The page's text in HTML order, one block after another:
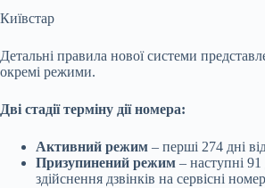
Київстар
Детальні правила нової системи
окремі режими.
Дві стадії терміну дії номера:
Активний режим – перші 274 дні
Призупинений режим – наступні
здійснення дзвінків на сервісні